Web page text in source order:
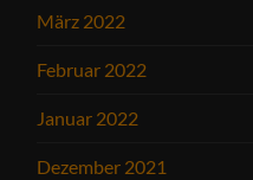
März 2022
Februar 2022
Januar 2022
Dezember 2021